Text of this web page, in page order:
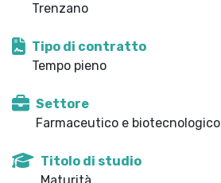
Trenzano
Tipo di contratto
Tempo pieno
Settore
Farmaceutico e biotecnologico
Titolo di studio